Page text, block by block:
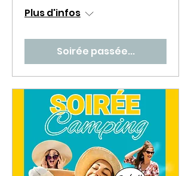
Plus d'infos
Soirée passée...